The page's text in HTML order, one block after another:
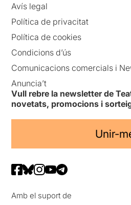
Avís legal
Política de privacitat
Política de cookies
Condicions d’ús
Comunicacions comercials i
Anuncia’t
Vull rebre la newsletter de
novetats, promocions i
Unir-
Amb el suport de